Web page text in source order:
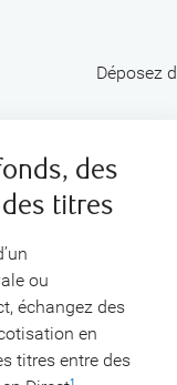
Déposez
des
titres
ou
échangez des
en
titres entre des